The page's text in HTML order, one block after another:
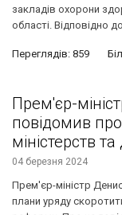
закладів охорони
області. Відповідно
Переглядів: 859
Прем'єр-
повідомив
міністерств
04 березня 2024
Прем'єр-міністр
плани уряду